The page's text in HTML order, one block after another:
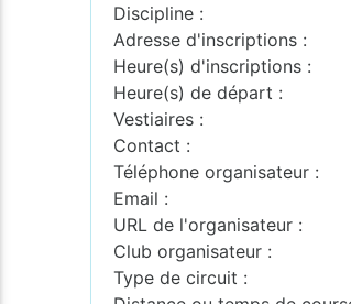
Discipline :
Adresse d'inscriptions :
Heure(s) d'inscriptions :
Heure(s) de départ :
Vestiaires :
Contact :
Téléphone organisateur :
Email :
URL de l'organisateur :
Club organisateur :
Type de circuit :